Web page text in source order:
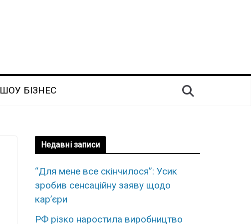
ШОУ БІЗНЕС
Недавні записи
“Для мене все скінчилося”: Усик
зробив сенсаційну заяву щодо
кар’єри
РФ різко наростила виробництво